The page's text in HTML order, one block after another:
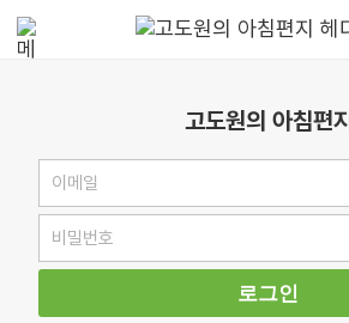
고도원의 아침편지
로그인